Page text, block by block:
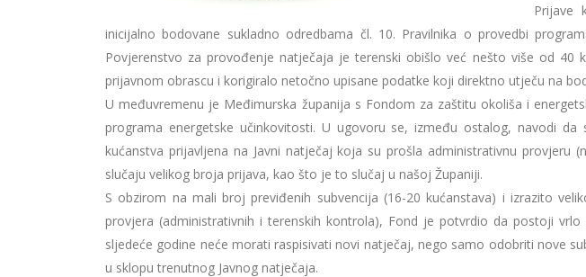
Prijave
inicijalno bodovane sukladno odredbama čl. 10. Pravilnika o provedbi
Povjerenstvo za provođenje natječaja je terenski obišlo već nešto više od 40
prijavnom obrascu i korigiralo netočno upisane podatke koji direktno utječu na
U međuvremenu je Međimurska županija s Fondom za zaštitu okoliša i
programa energetske učinkovitosti. U ugovoru se, između ostalog, navodi
kućanstva prijavljena na Javni natječaj koja su prošla administrativnu provjeru
slučaju velikog broja prijava, kao što je to slučaj u našoj Županiji.
S obzirom na mali broj previđenih subvencija (16-20 kućanstava) i izrazito
provjera (administrativnih i terenskih kontrola), Fond je potvrdio da postoji
sljedeće godine neće morati raspisivati novi natječaj, nego samo odobriti nove
u sklopu trenutnog Javnog natječaja.